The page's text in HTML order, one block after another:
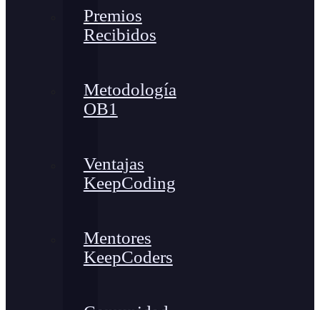
Premios
Recibidos
Metodología
OB1
Ventajas
KeepCoding
Mentores
KeepCoders